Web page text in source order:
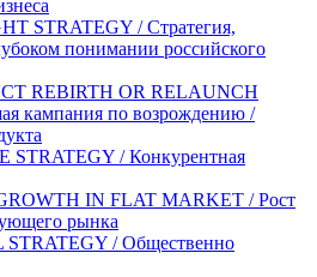
STRATEGY / Стратегия,
понимании российского
REBIRTH OR RELAUNCH
кампания по возрождению /
STRATEGY / Конкурентная
IN FLAT MARKET / Рост
рынка
STRATEGY / Общественно